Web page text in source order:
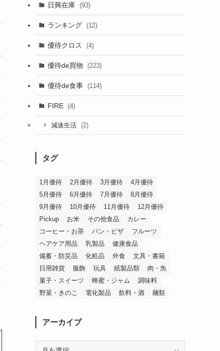
日興在庫 (93)
ランキング (12)
優待クロス (4)
優待de買物 (223)
優待de食事 (114)
FIRE (4)
減速生活 (2)
タグ
1月優待 2月優待 3月優待
4月優待
5月優待
6月優待 7月優待
8月優待
9月優待
10月優待 11月優待
12月優待
Pickup
お米 その他食品
カレー
コーヒー・お茶
パン・ピザ
フルーツ
ヘアケア用品
乳製品
健康食品
備蓄・防災品
化粧品 外食
文具・書籍
日用雑貨
服飾 玩具 紙製品類
肉・魚
菓子・スイーツ
蜂蜜・ジャム
調味料
野菜・きのこ
電化製品 飲料・酒 麺類
アーカイブ